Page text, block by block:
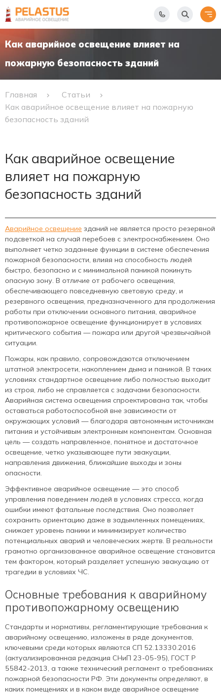
Как аварийное освещение влияет на
пожарную безопасность зданий
Главная
Статьи
Как аварийное освещение влияет на пожарную
безопасность зданий
Как аварийное освещение
влияет на пожарную
безопасность зданий
Аварийное освещение зданий не является просто резервной
подсветкой на случай перебоев с электроснабжением. Оно
выполняет четко заданные функции в системе обеспечения
пожарной безопасности, влияя на способность людей
быстро, безопасно и с минимальной паникой покинуть
опасную зону. В отличие от рабочего освещения,
обеспечивающего повседневную световую среду, и
резервного освещения, предназначенного для продолжения
работы при отключении основного питания, аварийное
противопожарное освещение функционирует в условиях
критического события — пожара или другой чрезвычайной
ситуации.
Пожары, как правило, сопровождаются отключением
штатной электросети, накоплением дыма и паникой. В таких
условиях стандартное освещение либо полностью выходит
из строя, либо не справляется с задачами безопасности.
Аварийная система освещения спроектирована так, чтобы
оставаться работоспособной вне зависимости от
окружающих условий — благодаря автономным источникам
питания и устойчивым электронным компонентам. Основная
цель — создать направленное, понятное и достаточное
освещение, четко указывающее пути эвакуации,
направления движения, ближайшие выходы и зоны
опасности.
Эффективное аварийное освещение — это способ
управления поведением людей в условиях стресса, когда
ошибки имеют фатальные последствия. Оно позволяет
сохранить ориентацию даже в задымленных помещениях,
снижает уровень паники и минимизирует количество
потенциальных аварий и человеческих жертв. В реальности
грамотно организованное аварийное освещение становится
тем фактором, который разделяет успешную эвакуацию от
трагедии в условиях ЧС.
Основные требования к аварийному
противопожарному освещению
Стандарты и нормативы, регламентирующие требования к
аварийному освещению, изложены в ряде документов,
ключевыми среди которых являются СП 52.13330.2016
(актуализированная редакция СНиП 23-05-95), ГОСТ Р
55842-2013, а также технический регламент о требованиях
пожарной безопасности РФ. Эти документы определяют, в
каких помещениях и в каком виде аварийное освещение